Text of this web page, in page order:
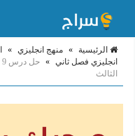
الرئيسية » منهج انجليزي »
انجليزي فصل ثاني »
الثالث